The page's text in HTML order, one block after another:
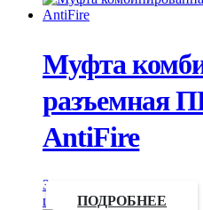
Муфта
разъемная
AntiFire
Запросить
цену
ПОДРОБНЕЕ